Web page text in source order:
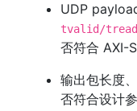
UDP
tvalid/
否符合 AXI-
输出包长度
否符合设计参